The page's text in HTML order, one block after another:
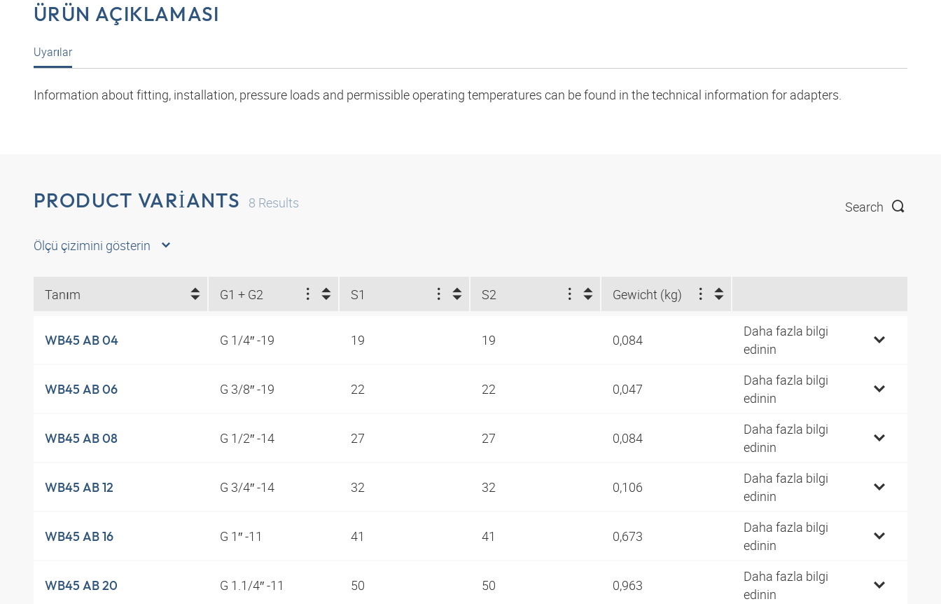
ÜRÜN AÇIKLAMASI
Uyarılar
Information about fitting, installation, pressure loads and permissible operating temperatures can be found in the technical information for adapters.
PRODUCT VARIANTS 8 Results Search
Ölçü çizimini gösterin
Tanım G1 + G2 S1 S2 Gewicht (kg)
WB45 AB 04 G 1/4″ -19 19 19 0,084
Daha fazla bilgi
edinin
WB45 AB 06 G 3/8″ -19 22 22 0,047
Daha fazla bilgi
edinin
WB45 AB 08 G 1/2″ -14 27 27 0,084
Daha fazla bilgi
edinin
WB45 AB 12 G 3/4″ -14 32 32 0,106
Daha fazla bilgi
edinin
WB45 AB 16 G 1″ -11 41 41 0,673
Daha fazla bilgi
edinin
WB45 AB 20 G 1.1/4″ -11 50 50 0,963
Daha fazla bilgi
edinin